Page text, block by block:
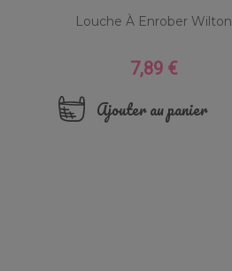
Louche À Enrober Wilton
Prix
7,89 €
Ajouter au panier